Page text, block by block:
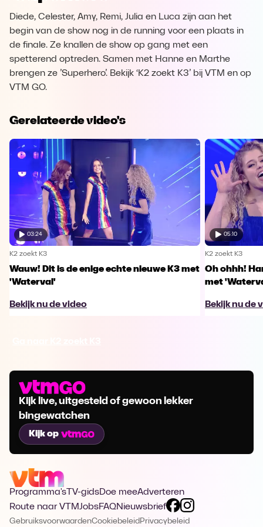
Diede, Celester, Amy, Remi, Julia en Luca zijn aan het
begin van de show nog in de running voor een plaats in
de finale. Ze knallen de show op gang met een
spetterend optreden. Samen met Hanne en Marthe
brengen ze ’Superhero’. Bekijk ‘K2 zoekt K3’ bij VTM en op
VTM GO.
Gerelateerde video's
03:24
K2 zoekt K3
Wauw! Dit is de enige echte nieuwe K3 met
'Waterval'
Bekijk nu de video
05:10
K2 zoekt K3
Oh ohhh!
met
Bekijk nu de
Kijk live, uitgesteld of gewoon lekker
bingewatchen
Kijk op
Programma's TV-gidsDoe meeAdverteren
Route naar VTMJobsFAQNieuwsbrief
GebruiksvoorwaardenCookiebeleid Privacybeleid